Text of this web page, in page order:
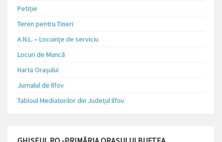
Petiție
Teren pentru Tineri
A.N.L. – Locuinţe de serviciu
Locuri de Muncă
Harta Orașului
Jurnalul de Ilfov
Tabloul Mediatorilor din Județul Ilfov